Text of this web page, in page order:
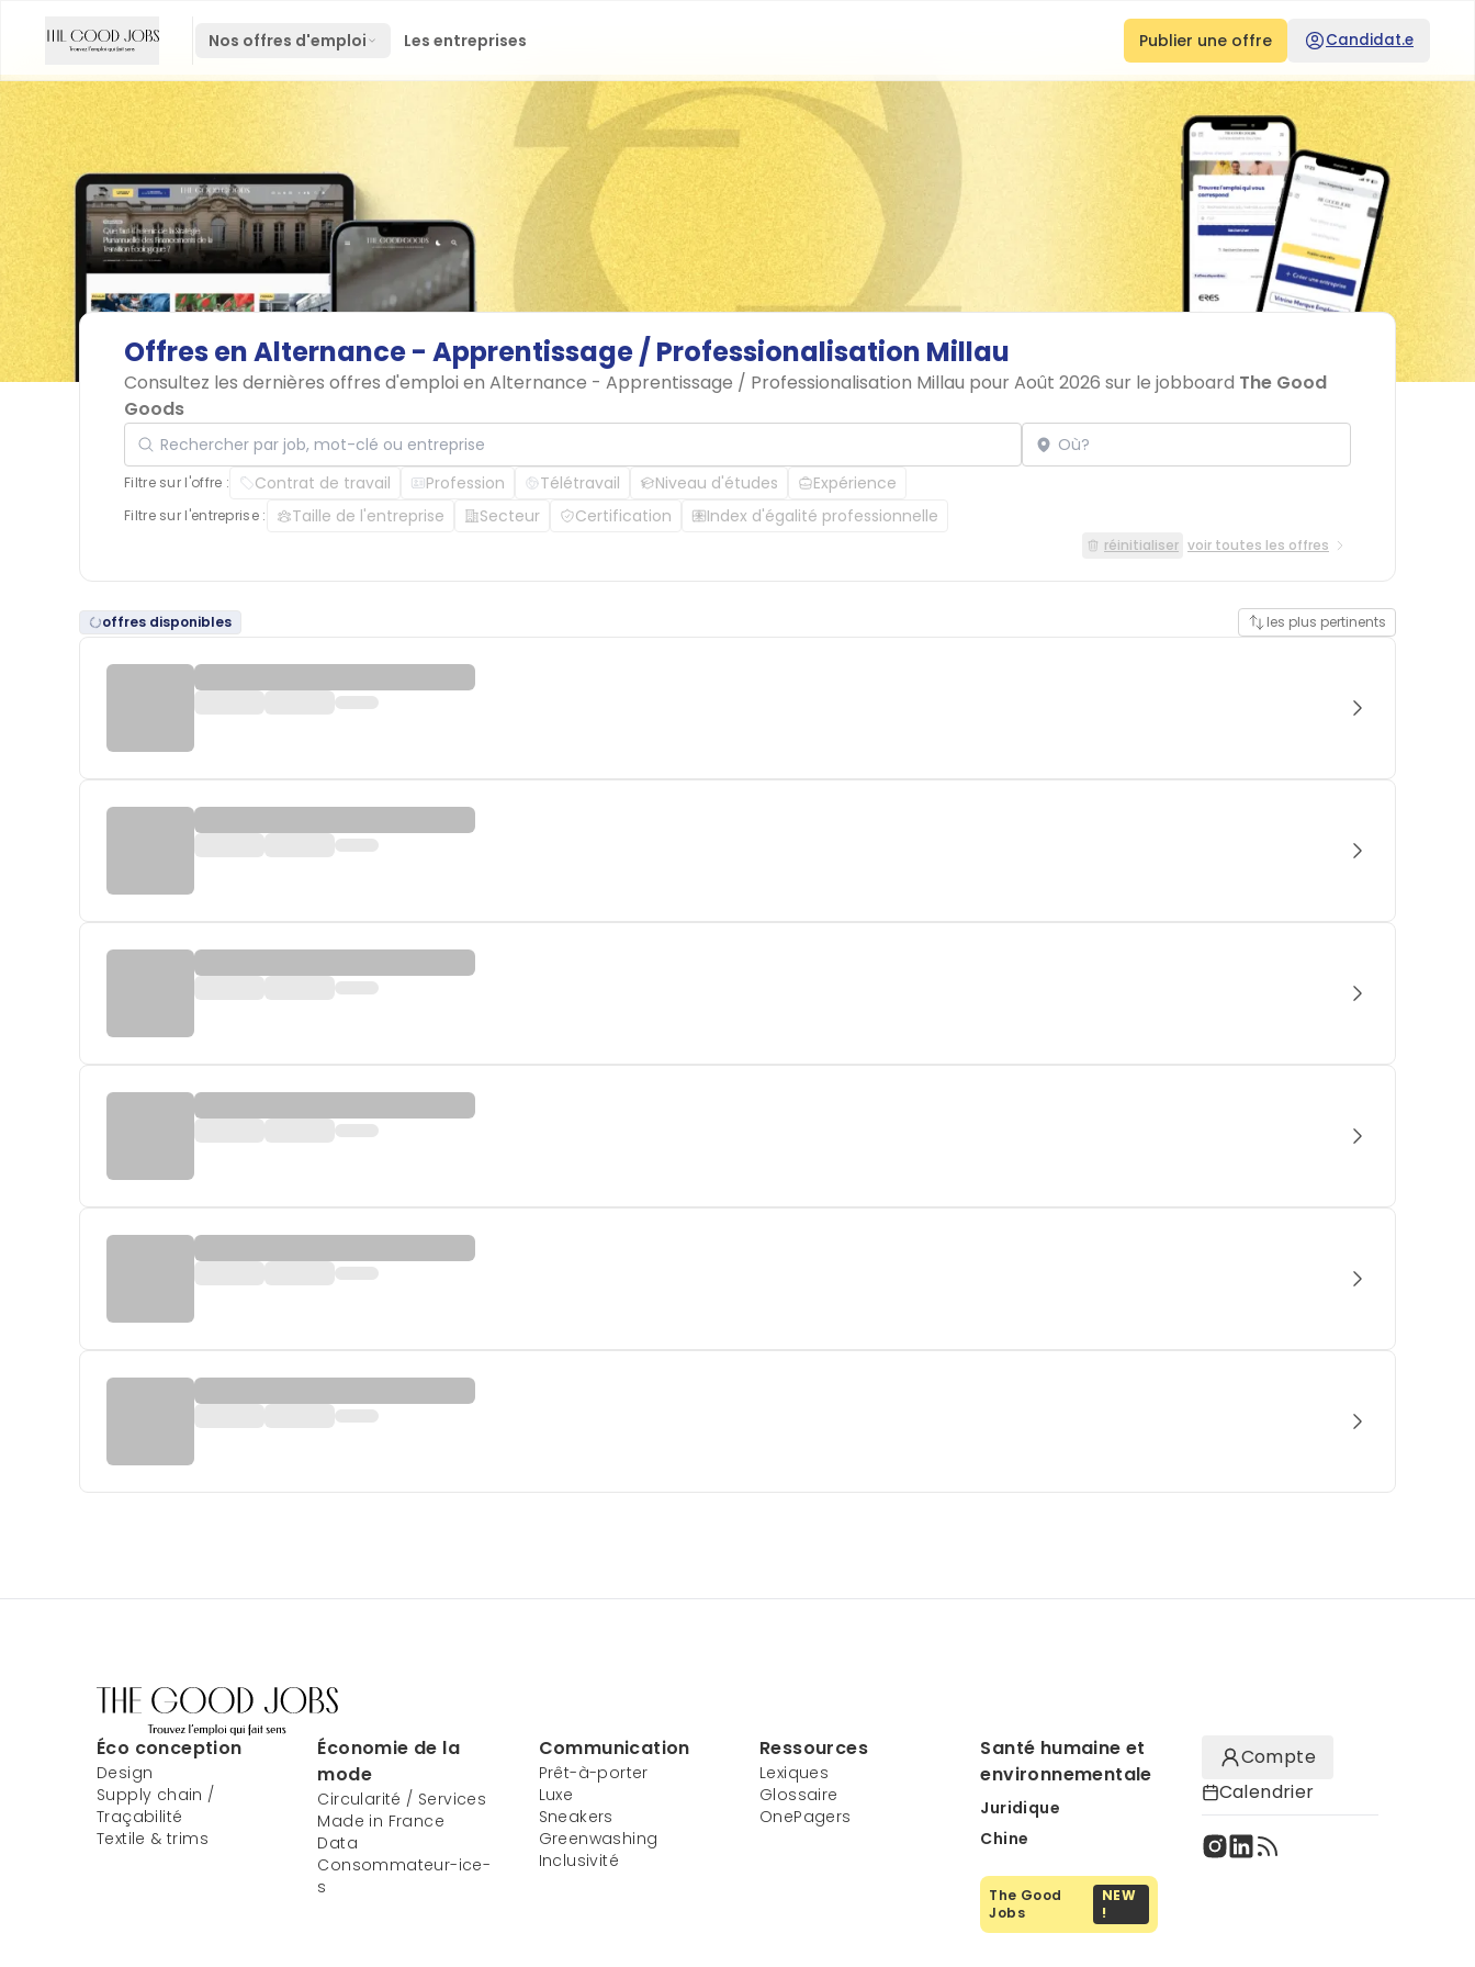
Nos offres d'emploi Les entreprises Publier une offre Candidat.e
Offres enAlternance- Apprentissage/ Professionalisation Millau
Consultez les dernières offres d'emploi en Alternance - Apprentissage / Professionalisation Millau pour Août 2026 sur le jobboard The Good
Goods
Rechercher par job, mot-clé ou entreprise Localisation
Filtre sur l'offre : Contrat de travail Profession Télétravail Niveau d'études Expérience
Filtre sur l'entreprise : Taille de l'entreprise Secteur Certification Index d'égalité professionnelle
réinitialiser voir toutes les offres
offres disponibles les plus pertinents
Éco conception
Design
Supply chain /
Traçabilité
Textile & trims
Économie de la
mode
Circularité / Services
Made in France
Data
Consommateur-ice-
s
Communication
Prêt-à-porter
Luxe
Sneakers
Greenwashing
Inclusivité
Ressources
Lexiques
Glossaire
OnePagers
Santé humaine et
environnementale
Juridique
Chine
The Good
Jobs
NEW
!
Compte
Calendrier